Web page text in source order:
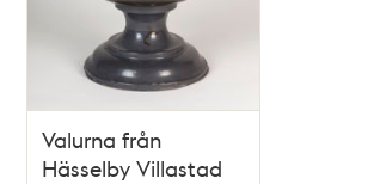
Valurna från
Hässelby Villastad